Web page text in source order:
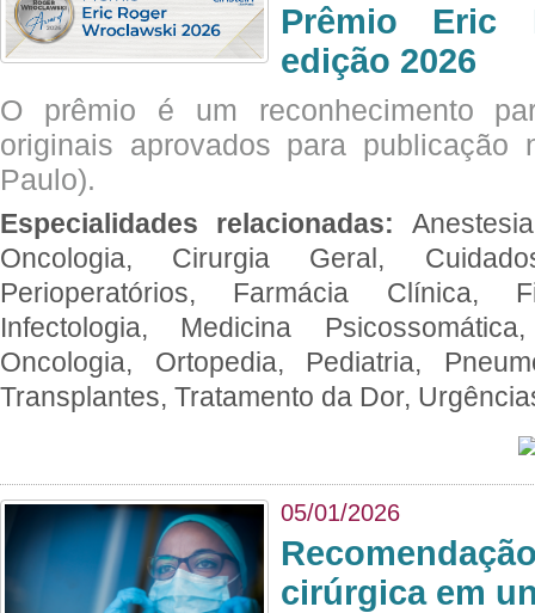
Prêmio Eric
edição 2026
O prêmio é um reconhecimento
originais aprovados para publicação
Paulo).
Especialidades relacionadas:
Oncologia, Cirurgia Geral,
Perioperatórios, Farmácia Clínica,
Infectologia, Medicina
Oncologia, Ortopedia, Pediatria,
Transplantes, Tratamento da Dor,
05/01/2026
cirúrgica em